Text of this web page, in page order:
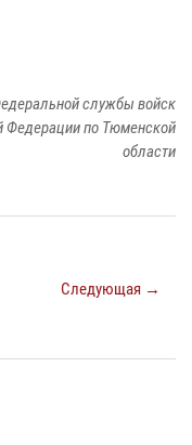
службы войск
Федерации по Тюменской
области
Следующая →